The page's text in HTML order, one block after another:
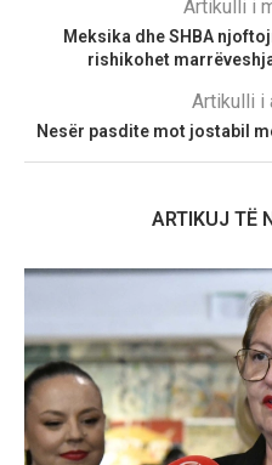
Artikulli i
Meksika dhe SHBA
rishikohet
Artikulli i
Nesër pasdite mot jostabil
ARTIKUJ TË